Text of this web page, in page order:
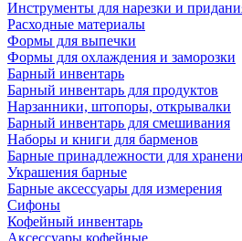
Инструменты для нарезки и
Расходные материалы
Формы для выпечки
Формы для охлаждения и заморозки
Барный инвентарь
Барный инвентарь для продуктов
Нарзанники, штопоры, открывалки
Барный инвентарь для смешивания
Наборы и книги для барменов
Барные принадлежности для
Украшения барные
Барные аксессуары для измерения
Сифоны
Кофейный инвентарь
Аксессуары кофейные